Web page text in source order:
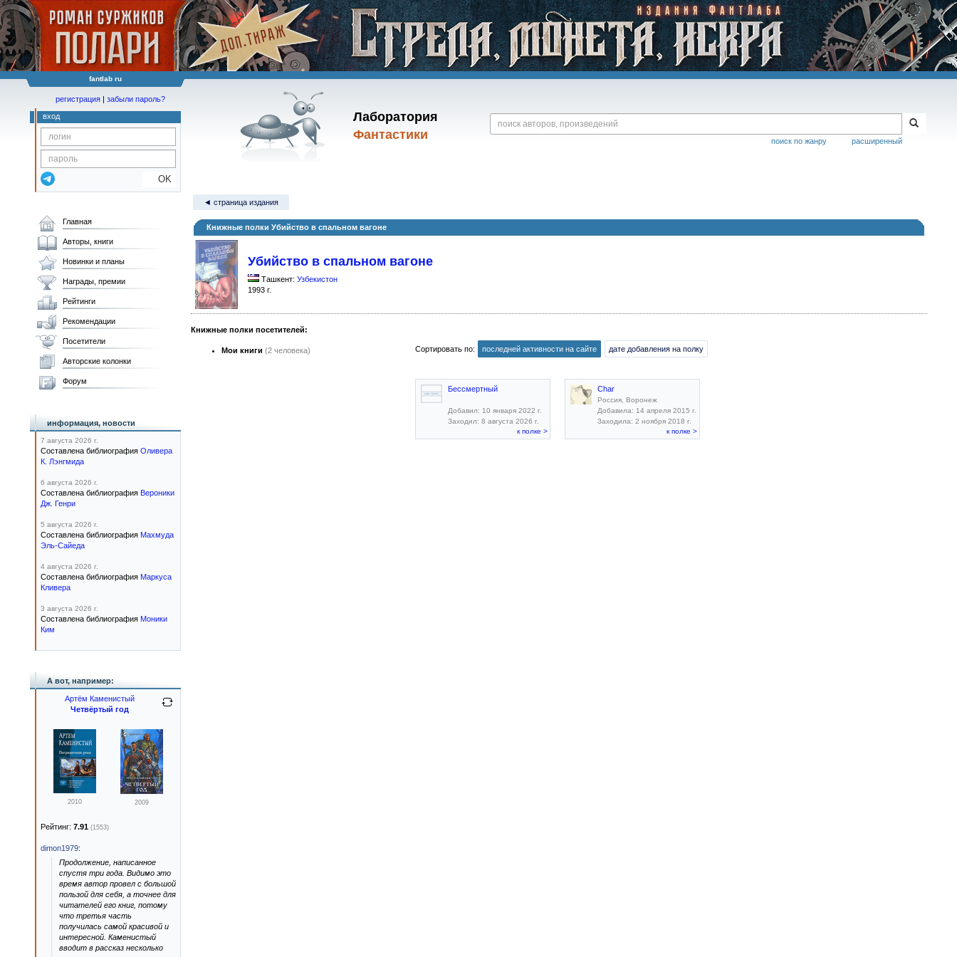
fantlab ru
Лаборатория
Фантастики
расширенный
поиск по жанру
регистрация | забыли пароль?
вход
OK
◄ страница издания
Книжные полки Убийство в спальном вагоне
Убийство в спальном вагоне
Ташкент: Узбекистон
1993 г.
Книжные полки посетителей:
Мои книги (2 человека) Сортировать по: последней активности на сайте дате добавления на полку
Бессмертный
Добавил: 10 января 2022 г.
Заходил: 8 августа 2026 г.
к полке >
Char
Россия, Воронеж
Добавила: 14 апреля 2015 г.
Заходила: 2 ноября 2018 г.
к полке >
Главная
Авторы, книги
Новинки и планы
Награды, премии
Рейтинги
Рекомендации
Посетители
Авторские колонки
Форум
информация, новости
7 августа 2026 г.
Составлена библиография Оливера
К. Лэнгмида
6 августа 2026 г.
Составлена библиография Вероники
Дж. Генри
5 августа 2026 г.
Составлена библиография Махмуда
Эль-Сайеда
4 августа 2026 г.
Составлена библиография Маркуса
Кливера
3 августа 2026 г.
Составлена библиография Моники
Ким
А вот, например:
Артём Каменистый
Четвёртый год
2010 2009
Рейтинг: 7.91 (1553)
dimon1979:
Продолжение, написанное
спустя три года. Видимо это
время автор провел с большой
пользой для себя, а точнее для
читателей его книг, потому
что третья часть
получилась самой красивой и
интересной. Каменистый
вводит в рассказ несколько